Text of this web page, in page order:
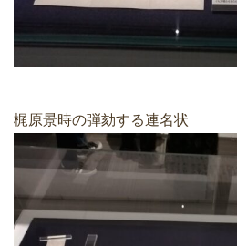
梶原景時の弾劾する連名状